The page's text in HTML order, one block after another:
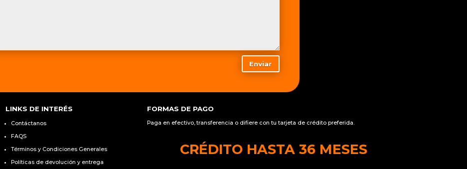
Enviar
LINKS DE INTERÉS
Contáctanos
FAQS
Términos y Condiciones Generales
Políticas de devolución y entrega
FORMAS DE PAGO
Paga en efectivo, transferencia o difiere con tu tarjeta de crédito preferida.
CRÉDITO HASTA 36 MESES